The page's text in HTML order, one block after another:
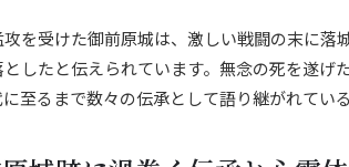
を受けた御前原城は、激しい戦闘の末に落
したと伝えられています。無念の死を遂げ
至るまで数々の伝承として語り継がれている